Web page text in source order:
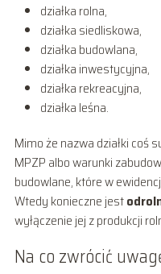
działka rolna,
działka siedliskowa,
działka budowlana,
działka inwestycyjna,
działka rekreacyjna,
działka leśna.
Mimo że nazwa działki coś
MPZP albo warunki
budowlane, które w
Wtedy konieczne jest
wyłączenie jej z produkcji
Na co zwrócić